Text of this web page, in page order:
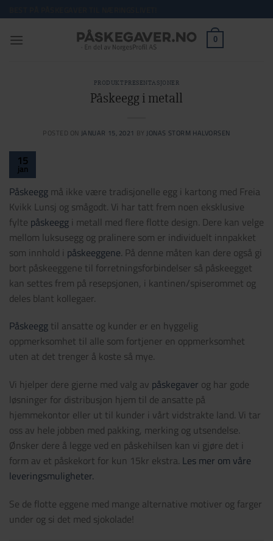
to
content
0
PRODUKTPRESENTASJONER
Påskeegg i metall
POSTED ON JANUAR 15, 2021 BY JONAS STORM HALVORSEN
15
jan
Påskeegg må ikke være tradisjonelle egg i kartong med Freia
Kvikk Lunsj og smågodt. Vi har tatt frem noen eksklusive
fylte påskeegg i metall med flere flotte design. Dere kan velge
mellom luksusegg og pralinere som er individuelt innpakket
som innhold i påskeeggene. På denne måten kan dere også gi
bort påskeeggene til forretningsforbindelser så påskeegget
kan settes frem på resepsjonen, i kantinen/spiserommet og
deles blant kollegaer.
Påskeegg til ansatte og kunder er en hyggelig
oppmerksomhet til alle som fortjener en oppmerksomhet
uten at det trenger å koste så mye.
Vi hjelper dere gjerne med valg av påskegaver og har gode
løsninger for distribusjon hjem til de ansatte på
hjemmekontor eller ut til kunder i vårt vidstrakte land. Vi tar
oss av hele jobben med pakking, merking og utsendelse.
Ønsker dere å legge ved en påskehilsen kan vi gjøre det i
form av et påskekort for kun 15kr ekstra. Les mer om våre
leveringsmuligheter.
Se de flotte eggene med mange alternative motiver og farger
under og si det med sjokolade!